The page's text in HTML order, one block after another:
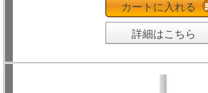
カートに入れる
詳細はこちら